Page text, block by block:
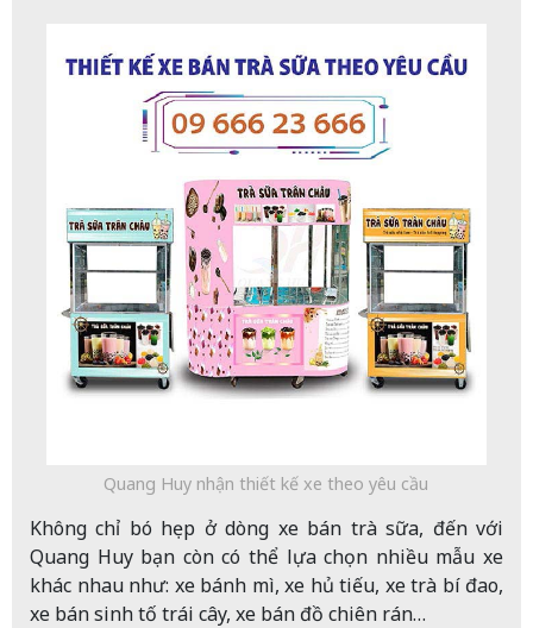
Quang Huy nhận thiết kế xe theo yêu cầu
Không chỉ bó hẹp ở dòng xe bán trà sữa, đến với
Quang Huy bạn còn có thể lựa chọn nhiều mẫu xe
khác nhau như: xe bánh mì, xe hủ tiếu, xe trà bí đao,
xe bán sinh tố trái cây, xe bán đồ chiên rán…